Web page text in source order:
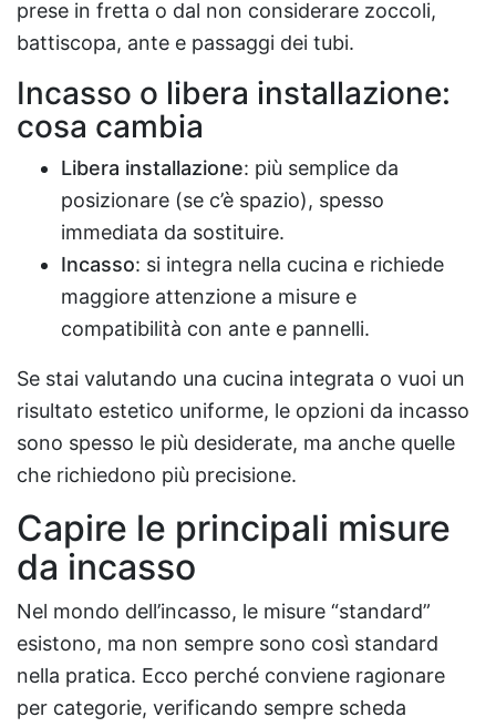
prese in fretta o dal non considerare zoccoli,
battiscopa, ante e passaggi dei tubi.
Incasso o libera installazione:
cosa cambia
Libera installazione: più semplice da
posizionare (se c’è spazio), spesso
immediata da sostituire.
Incasso: si integra nella cucina e richiede
maggiore attenzione a misure e
compatibilità con ante e pannelli.
Se stai valutando una cucina integrata o vuoi un
risultato estetico uniforme, le opzioni da incasso
sono spesso le più desiderate, ma anche quelle
che richiedono più precisione.
Capire le principali misure
da incasso
Nel mondo dell’incasso, le misure “standard”
esistono, ma non sempre sono così standard
nella pratica. Ecco perché conviene ragionare
per categorie, verificando sempre scheda